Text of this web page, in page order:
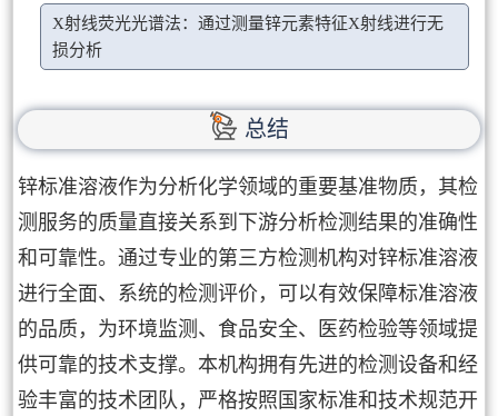
X射线荧光光谱法：通过测量锌元素特征X射线进行无
损分析
总结
锌标准溶液作为分析化学领域的重要基准物质，其检
测服务的质量直接关系到下游分析检测结果的准确性
和可靠性。通过专业的第三方检测机构对锌标准溶液
进行全面、系统的检测评价，可以有效保障标准溶液
的品质，为环境监测、食品安全、医药检验等领域提
供可靠的技术支撑。本机构拥有先进的检测设备和经
验丰富的技术团队，严格按照国家标准和技术规范开